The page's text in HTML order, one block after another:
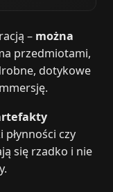
– można
przedmiotami,
dotykowe
czy
się rzadko i nie